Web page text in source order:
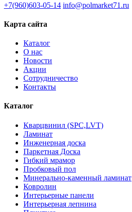
+7(960)603-05-14 info@polmarket71.ru
Карта сайта
Каталог
О нас
Новости
Акции
Сотрудничество
Контакты
Каталог
Кварцвинил (SPC,LVT)
Ламинат
Инженерная доска
Паркетная Доска
Гибкий мрамор
Пробковый пол
Минерально-каменный ламинат
Ковролин
Интерьерные панели
Интерьерная лепнина